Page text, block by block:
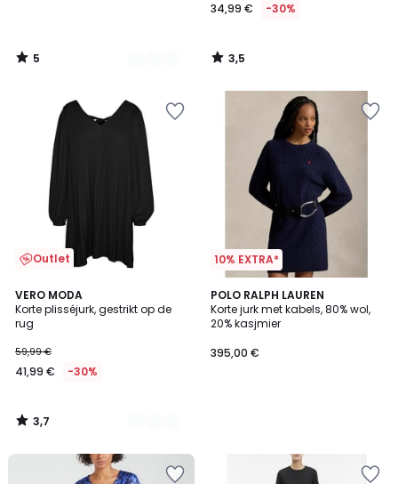
5
/
34,99 € -30%
3,5
/
Outlet
VERO MODA
Korte plisséjurk, gestrikt op de
rug
59,99 €
41,99 € -30%
3,7
/ 5
2
Kleuren
3,7
/
10% EXTRA*
POLO RALPH LAUREN
Korte jurk met kabels, 80% wol,
20% kasjmier
395,00 €